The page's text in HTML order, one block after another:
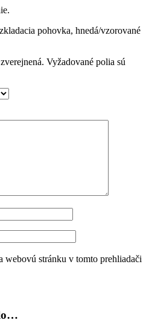
pohovka, hnedá/vzorované
Vyžadované polia sú
stránku v tomto prehliadači